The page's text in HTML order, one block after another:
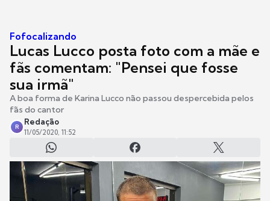
Fofocalizando
Lucas Lucco posta foto com a mãe e
fãs comentam: "Pensei que fosse
sua irmã"
A boa forma de Karina Lucco não passou despercebida pelos
fãs do cantor
R
Redação
11/05/2020, 11:52